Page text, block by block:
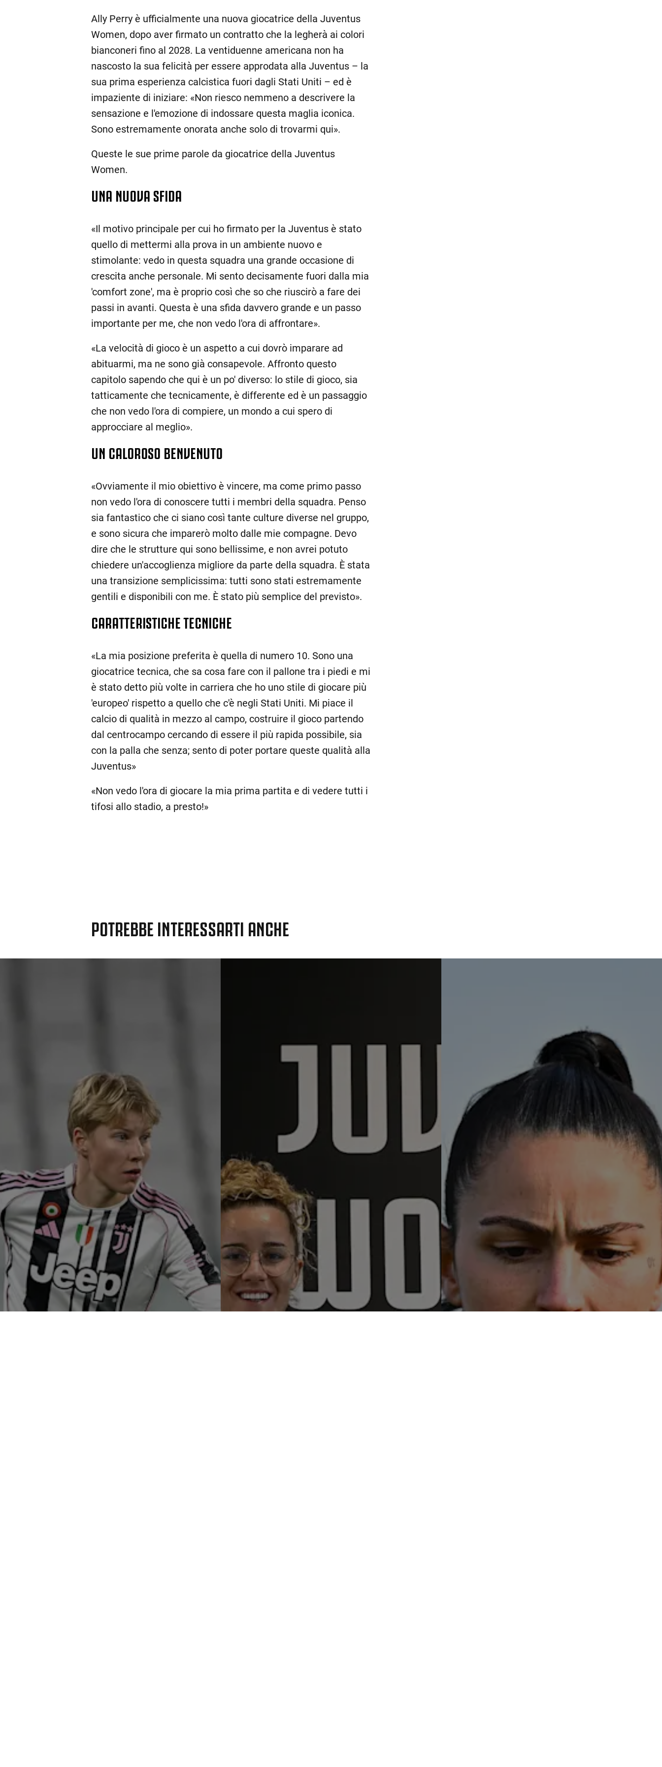
Ally Perry è ufficialmente una nuova giocatrice della Juventus
Women, dopo aver firmato un contratto che la legherà ai colori
bianconeri fino al 2028. La ventiduenne americana non ha
nascosto la sua felicità per essere approdata alla Juventus – la
sua prima esperienza calcistica fuori dagli Stati Uniti – ed è
impaziente di iniziare: «Non riesco nemmeno a descrivere la
sensazione e l'emozione di indossare questa maglia iconica.
Sono estremamente onorata anche solo di trovarmi qui».
Queste le sue prime parole da giocatrice della Juventus
Women.
UNA NUOVA SFIDA
«Il motivo principale per cui ho firmato per la Juventus è stato
quello di mettermi alla prova in un ambiente nuovo e
stimolante: vedo in questa squadra una grande occasione di
crescita anche personale. Mi sento decisamente fuori dalla mia
'comfort zone', ma è proprio così che so che riuscirò a fare dei
passi in avanti. Questa è una sfida davvero grande e un passo
importante per me, che non vedo l'ora di affrontare».
«La velocità di gioco è un aspetto a cui dovrò imparare ad
abituarmi, ma ne sono già consapevole. Affronto questo
capitolo sapendo che qui è un po' diverso: lo stile di gioco, sia
tatticamente che tecnicamente, è differente ed è un passaggio
che non vedo l'ora di compiere, un mondo a cui spero di
approcciare al meglio».
UN CALOROSO BENVENUTO
«Ovviamente il mio obiettivo è vincere, ma come primo passo
non vedo l'ora di conoscere tutti i membri della squadra. Penso
sia fantastico che ci siano così tante culture diverse nel gruppo,
e sono sicura che imparerò molto dalle mie compagne. Devo
dire che le strutture qui sono bellissime, e non avrei potuto
chiedere un'accoglienza migliore da parte della squadra. È stata
una transizione semplicissima: tutti sono stati estremamente
gentili e disponibili con me. È stato più semplice del previsto».
CARATTERISTICHE TECNICHE
«La mia posizione preferita è quella di numero 10. Sono una
giocatrice tecnica, che sa cosa fare con il pallone tra i piedi e mi
è stato detto più volte in carriera che ho uno stile di giocare più
'europeo' rispetto a quello che c'è negli Stati Uniti. Mi piace il
calcio di qualità in mezzo al campo, costruire il gioco partendo
dal centrocampo cercando di essere il più rapida possibile, sia
con la palla che senza; sento di poter portare queste qualità alla
Juventus»
«Non vedo l'ora di giocare la mia prima partita e di vedere tutti i
tifosi allo stadio, a presto!»
POTREBBE INTERESSARTI ANCHE